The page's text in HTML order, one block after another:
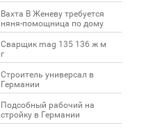
Вахта В Женеву требуется
няня-помощница по дому
Сварщик mag 135 136 ж м
г
Строитель универсал в
Германии
Подсобный рабочий на
стройку в Германии